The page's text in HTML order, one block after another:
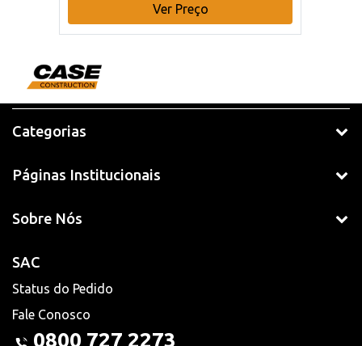
Ver Preço
Categorias
Páginas Institucionais
Sobre Nós
SAC
Status do Pedido
Fale Conosco
0800 727 2273